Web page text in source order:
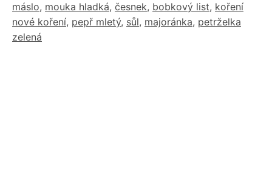
máslo, mouka hladká, česnek, bobkový list, koření
nové koření, pepř mletý, sůl, majoránka, petrželka
zelená